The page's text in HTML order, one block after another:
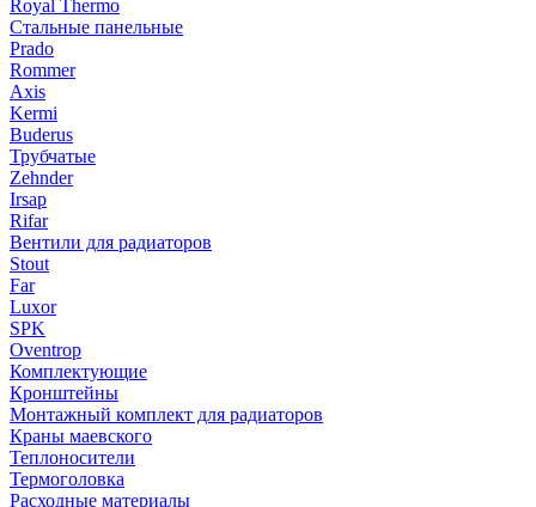
Royal Thermo
Стальные панельные
Prado
Rommer
Axis
Kermi
Buderus
Трубчатые
Zehnder
Irsap
Rifar
Вентили для радиаторов
Stout
Far
Luxor
SPK
Oventrop
Комплектующие
Кронштейны
Монтажный комплект для радиаторов
Краны маевского
Теплоносители
Термоголовка
Расходные материалы